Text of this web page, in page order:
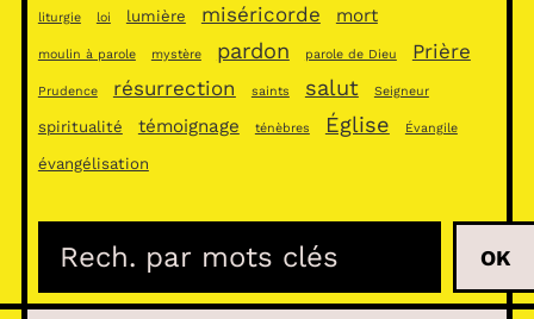
liturgie loi lumière miséricorde mort
moulin à parole mystère pardon parole de Dieu Prière
Prudence résurrection saints salut Seigneur
spiritualité témoignage ténèbres Église Évangile
évangélisation
c
OK